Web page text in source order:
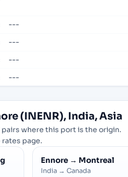
---
---
---
---
(INENR), India, Asia
where this port is the origin.
rates page.
Ennore → Montreal
India → Canada